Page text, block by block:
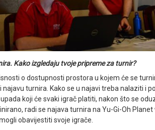
Kako izgledaju tvoje pripreme za turnir?
o dostupnosti prostora u kojem će se
turnira. Kako se u najavi treba nalaziti i
koji će svaki igrač platiti, nakon što se
radi se najava turnira na Yu-Gi-Oh
obavijestiti svoje igrače.